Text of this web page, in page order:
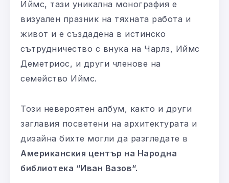
Иймс, тази уникална монография е
визуален празник на тяхната работа и
живот и е създадена в истинско
сътрудничество с внука на Чарлз, Иймс
Деметриос, и други членове на
семейство Иймс.
Този невероятен албум, както и други
заглавия посветени на архитектурата и
дизайна бихте могли да разгледате в
Американския център на Народна
библиотека “Иван Вазов“.